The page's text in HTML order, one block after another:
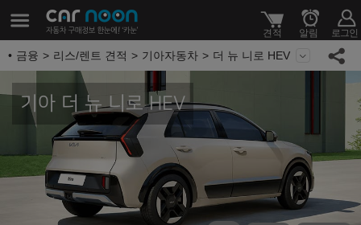
금융 리스/렌트 견적 기아자동차 더 뉴 니로 HEV
기아 더 뉴 니로 HEV